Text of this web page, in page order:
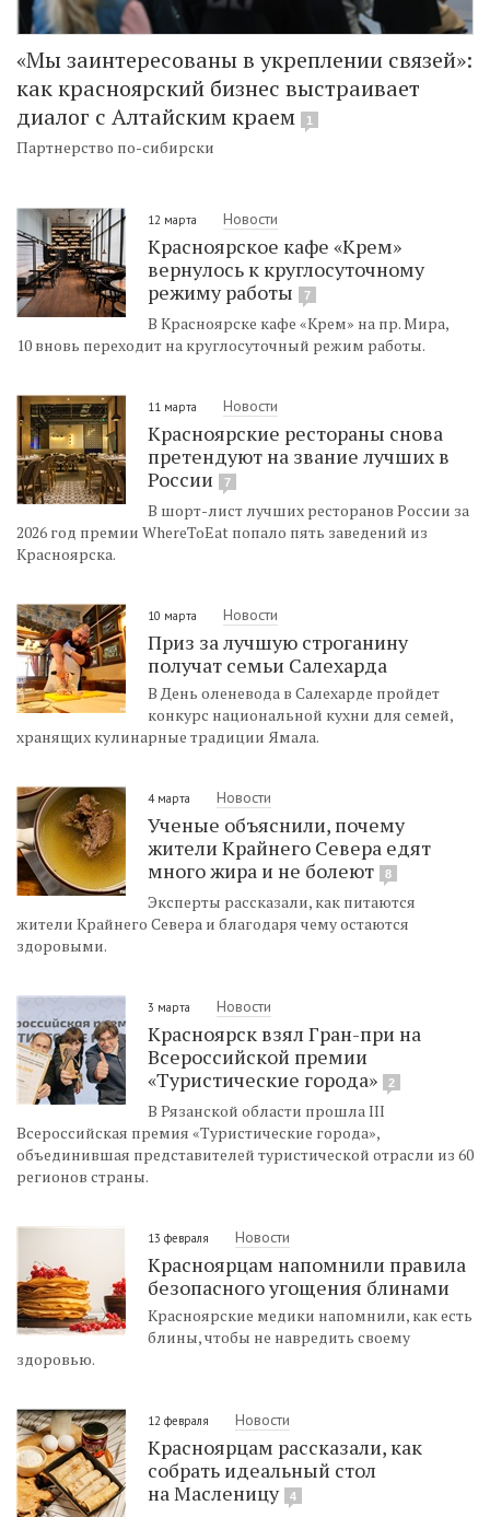
«Мы заинтересованы в укреплении связей»:
как красноярский бизнес выстраивает
диалог с Алтайским краем
1
Партнерство по-сибирски
12 марта Новости
Красноярское кафе «Крем»
вернулось к круглосуточному
режиму работы
7
В Красноярске кафе «Крем» на пр. Мира,
10 вновь переходит на круглосуточный режим работы.
11 марта Новости
Красноярские рестораны снова
претендуют на звание лучших в
России
7
В шорт-лист лучших ресторанов России за
2026 год премии WhereToEat попало пять заведений из
Красноярска.
10 марта Новости
Приз за лучшую строганину
получат семьи Салехарда
В День оленевода в Салехарде пройдет
конкурс национальной кухни для семей,
хранящих кулинарные традиции Ямала.
4 марта Новости
Ученые объяснили, почему
жители Крайнего Севера едят
много жира и не болеют
8
Эксперты рассказали, как питаются
жители Крайнего Севера и благодаря чему остаются
здоровыми.
3 марта Новости
Красноярск взял Гран-при на
Всероссийской премии
«Туристические города»
2
В Рязанской области прошла III
Всероссийская премия «Туристические города»,
объединившая представителей туристической отрасли из 60
регионов страны.
13 февраля Новости
Красноярцам напомнили правила
безопасного угощения блинами
Красноярские медики напомнили, как есть
блины, чтобы не навредить своему
здоровью.
12 февраля Новости
Красноярцам рассказали, как
собрать идеальный стол
на Масленицу
4